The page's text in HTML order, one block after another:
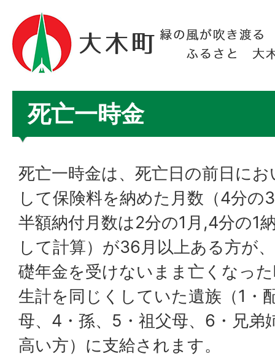
死亡一時金
死亡一時金は、死亡日の前日にお
して保険料を納めた月数（4分の
半額納付月数は2分の1月,4分の1
して計算）が36月以上ある方が
礎年金を受けないまま亡くなっ
生計を同じくしていた遺族（1・
母、4・孫、5・祖父母、6・兄弟
高い方）に支給されます。